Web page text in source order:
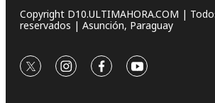
Copyright D10.ULTIMAHORA.COM |
reservados | Asunción, Paraguay
twitterinstagram
facebookyoutube